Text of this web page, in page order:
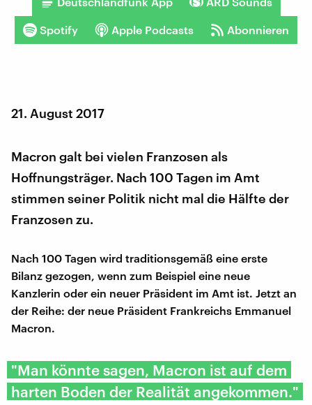
Spotify Apple Podcasts Abonnieren
21. August 2017
Macron galt bei vielen Franzosen als
Hoffnungsträger. Nach 100 Tagen im Amt
stimmen seiner Politik nicht mal die Hälfte der
Franzosen zu.
Nach 100 Tagen wird traditionsgemäß eine erste
Bilanz gezogen, wenn zum Beispiel eine neue
Kanzlerin oder ein neuer Präsident im Amt ist. Jetzt an
der Reihe: der neue Präsident Frankreichs Emmanuel
Macron.
"Man könnte sagen, Macron ist auf dem
harten Boden der Realität angekommen."